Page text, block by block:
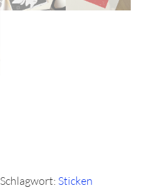
Schlagwort: Sticken